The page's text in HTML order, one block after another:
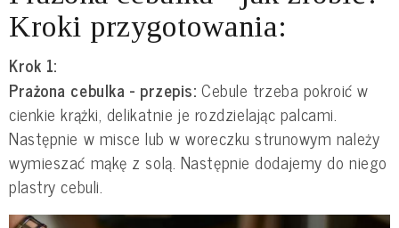
Kroki przygotowania:
Krok 1:
Prażona cebulka - przepis: Cebule trzeba pokroić w
cienkie krążki, delikatnie je rozdzielając palcami.
Następnie w misce lub w woreczku strunowym należy
wymieszać mąkę z solą. Następnie dodajemy do niego
plastry cebuli.